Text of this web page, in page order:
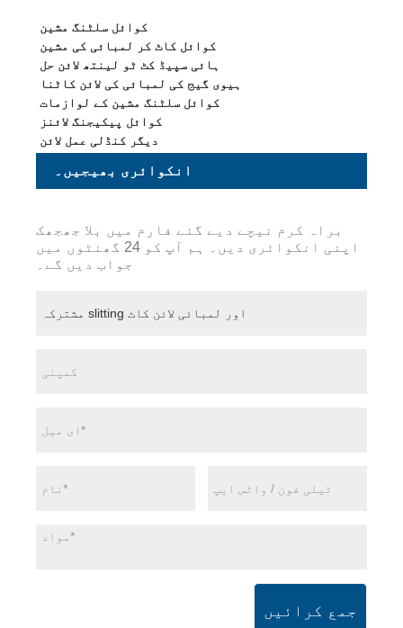
کوائل سلٹنگ مشین
کوائل کاٹ کر لمبائی کی مشین
ہائی سپیڈ کٹ ٹو لینتھ لائن حل
ہیوی گیج کی لمبائی کی لائن کاٹنا
کوائل سلٹنگ مشین کے لوازمات
کوائل پیکیجنگ لائنز
دیگر کنڈلی عمل لائن
انکوائری بھیجیں۔
براہ کرم نیچے دیے گئے فارم میں بلا جھجھک
اپنی انکوائری دیں۔ ہم آپ کو 24 گھنٹوں میں
جواب دیں گے۔
جمع کرائیں